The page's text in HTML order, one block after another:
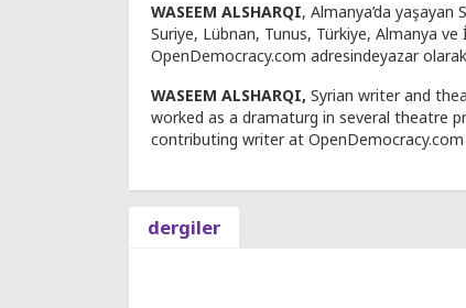
WASEEM ALSHARQI, Almanya’da yaşayan
Suriye, Lübnan, Tunus, Türkiye, Almanya ve
OpenDemocracy.com adresindeyazar
WASEEM ALSHARQI, Syrian writer and
worked as a dramaturg in several theatre
contributing writer at
dergiler